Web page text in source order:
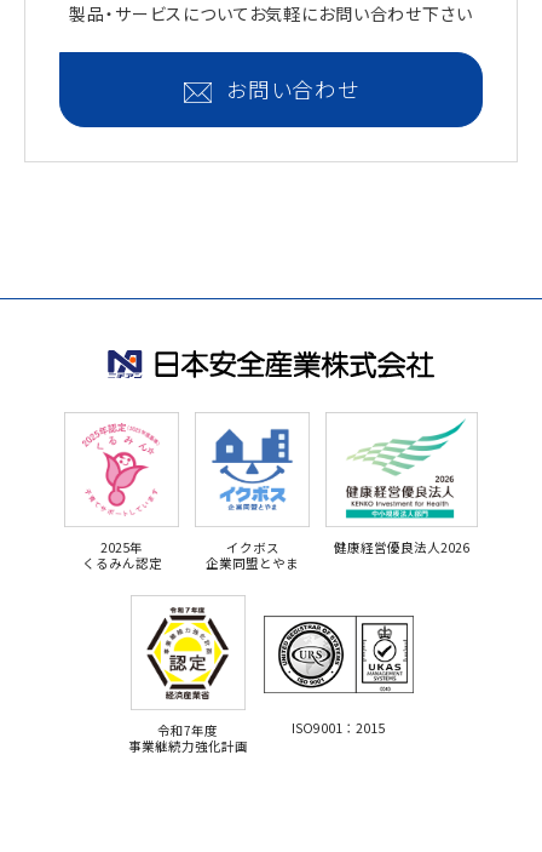
製品・サービスについて お気軽にお問い合わせ下さい
お問い合わせ
2025年
くるみん認定
イクボス
企業同盟とやま
健康経営優良法人2026
令和7年度
事業継続力強化計画
ISO9001：2015